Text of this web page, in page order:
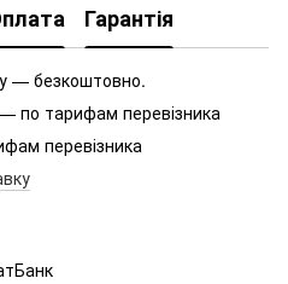
Гарантія
— безкоштовно.
по тарифам перевізника
перевізника